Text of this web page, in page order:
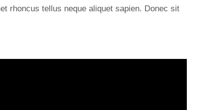
rhoncus tellus neque aliquet sapien. Donec sit